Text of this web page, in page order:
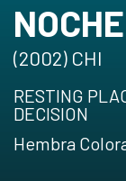
(2002) CHI
RESTING
DECISION
Hembra